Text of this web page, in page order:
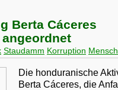
Berta Cáceres
Staudamm Korruption
Die honduranische
Berta Cáceres, die